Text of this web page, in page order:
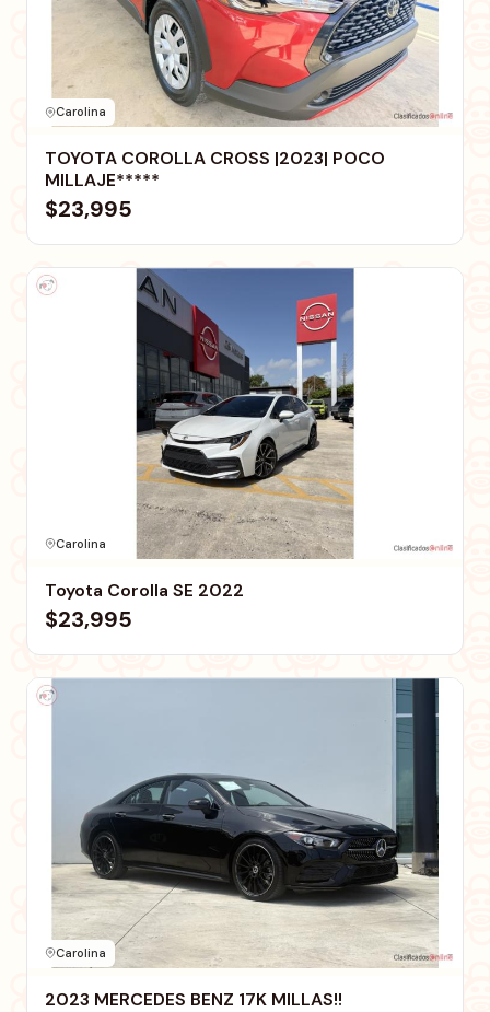
Carolina
TOYOTA COROLLA CROSS |2023| POCO
MILLAJE*****
$23,995
Carolina
Toyota Corolla SE 2022
$23,995
Carolina
2023 MERCEDES BENZ 17K MILLAS!!